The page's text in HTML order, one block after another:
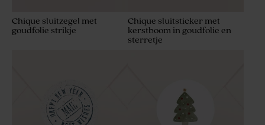
Chique sluitzegel met
goudfolie strikje
Chique sluitsticker met
kerstboom in goudfolie en
sterretje